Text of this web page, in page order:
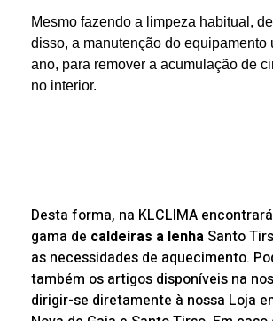
Mesmo fazendo a limpeza habitual,
disso, a manutenção do equipamento
ano, para remover a acumulação de
no interior.
Desta forma, na KLCLIMA
gama de caldeiras a lenha Santo
as necessidades de aquecimento.
também os artigos disponíveis na
dirigir-se diretamente à nossa Loja